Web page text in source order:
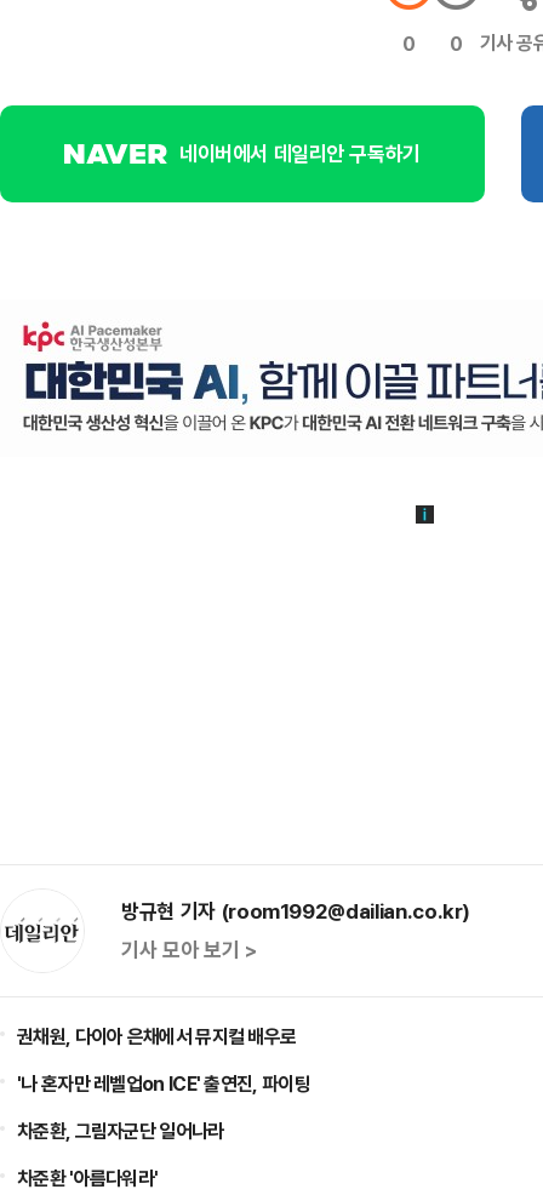
0 0 기사 공
네이버에서 데일리안 구독하기
방규현 기자 (room1992@dailian.co.kr)
기사 모아 보기 >
권채원, 다이아 은채에서 뮤지컬 배우로
'나 혼자만 레벨업on ICE' 출연진, 파이팅
차준환, 그림자군단 일어나라
차준환 '아름다워라'